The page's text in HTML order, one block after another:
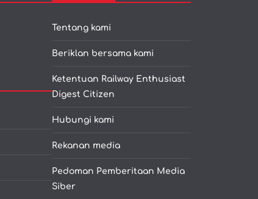
Tentang kami
Beriklan bersama kami
Ketentuan Railway Enthusiast
Digest Citizen
Hubungi kami
Rekanan media
Pedoman Pemberitaan Media
Siber